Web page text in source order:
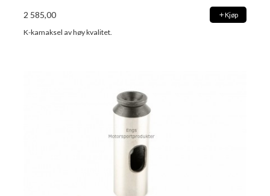
2 585,00 Kjøp
K-kamaksel av høy kvalitet.